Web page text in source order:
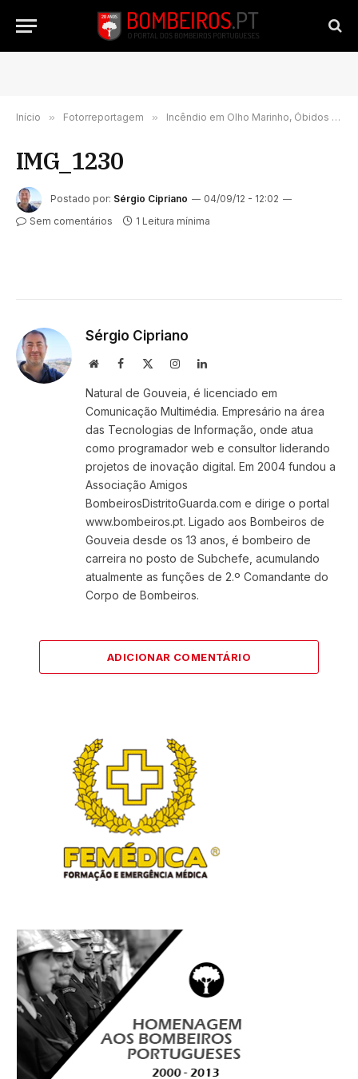
Início » Fotorreportagem » Incêndio em Olho Marinho, Óbidos – 1 de Setembro 2012
IMG_1230
Postado por: Sérgio Cipriano
04/09/12 - 12:02
Sem comentários
1 Leitura mínima
Sérgio Cipriano
WebsiteFacebook InstagramLinkedIn
Natural de Gouveia, é licenciado em
Comunicação Multimédia. Empresário na área
das Tecnologias de Informação, onde atua
como programador web e consultor liderando
projetos de inovação digital. Em 2004 fundou a
Associação Amigos
BombeirosDistritoGuarda.com e dirige o portal
www.bombeiros.pt. Ligado aos Bombeiros de
Gouveia desde os 13 anos, é bombeiro de
carreira no posto de Subchefe, acumulando
atualmente as funções de 2.º Comandante do
Corpo de Bombeiros.
ADICIONAR COMENTÁRIO